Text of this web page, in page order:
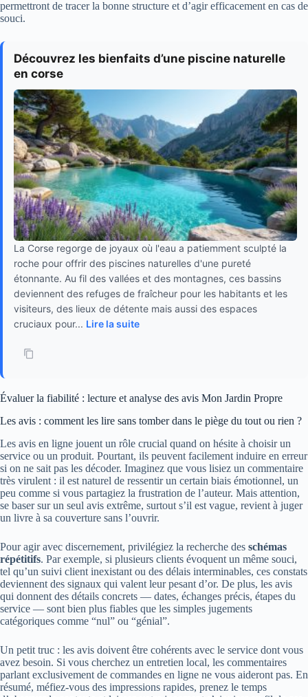
permettront de tracer la bonne structure et d’agir efficacement en cas de
souci.
Découvrez les bienfaits d’une piscine naturelle
en corse
La Corse regorge de joyaux où l'eau a patiemment sculpté la
roche pour offrir des piscines naturelles d'une pureté
étonnante. Au fil des vallées et des montagnes, ces bassins
deviennent des refuges de fraîcheur pour les habitants et les
visiteurs, des lieux de détente mais aussi des espaces
cruciaux pour... Lire la suite
Évaluer la fiabilité : lecture et analyse des avis Mon Jardin Propre
Les avis : comment les lire sans tomber dans le piège du tout ou rien ?
Les avis en ligne jouent un rôle crucial quand on hésite à choisir un
service ou un produit. Pourtant, ils peuvent facilement induire en erreur
si on ne sait pas les décoder. Imaginez que vous lisiez un commentaire
très virulent : il est naturel de ressentir un certain biais émotionnel, un
peu comme si vous partagiez la frustration de l’auteur. Mais attention,
se baser sur un seul avis extrême, surtout s’il est vague, revient à juger
un livre à sa couverture sans l’ouvrir.
Pour agir avec discernement, privilégiez la recherche des schémas
répétitifs. Par exemple, si plusieurs clients évoquent un même souci,
tel qu’un suivi client inexistant ou des délais interminables, ces constats
deviennent des signaux qui valent leur pesant d’or. De plus, les avis
qui donnent des détails concrets — dates, échanges précis, étapes du
service — sont bien plus fiables que les simples jugements
catégoriques comme “nul” ou “génial”.
Un petit truc : les avis doivent être cohérents avec le service dont vous
avez besoin. Si vous cherchez un entretien local, les commentaires
parlant exclusivement de commandes en ligne ne vous aideront pas. En
résumé, méfiez-vous des impressions rapides, prenez le temps